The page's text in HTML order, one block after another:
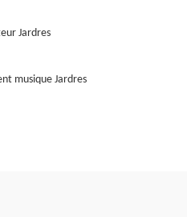
Jardres
musique Jardres